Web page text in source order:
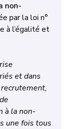
non-
par la loi n°
à l’égalité et
et dans
à la non-
une fois tous